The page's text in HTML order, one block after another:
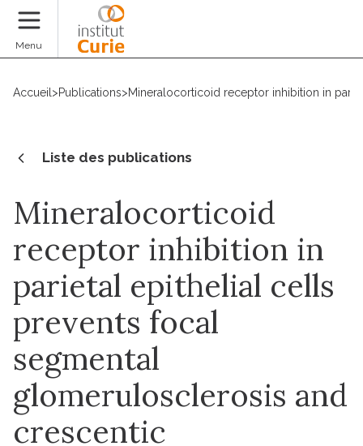
Menu
Accueil >Publications>Mineralocorticoid receptor inhibition in
Liste des publications
Mineralocorticoid
receptor inhibition in
parietal epithelial cells
prevents focal
segmental
glomerulosclerosis and
crescentic